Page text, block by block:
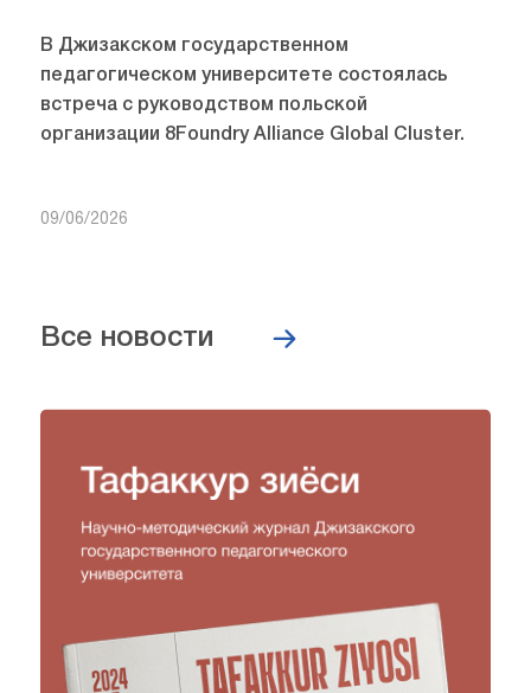
В Джизакском государственном
педагогическом университете состоялась
встреча с руководством польской
организации 8Foundry Alliance Global Cluster.
09/06/2026
Все новости